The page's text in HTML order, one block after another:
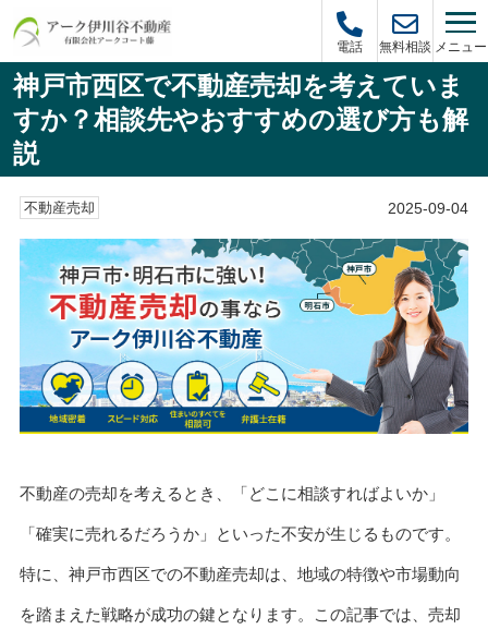
電話 無料相談 メニュー
神戸市西区で不動産売却を考えていま
すか？相談先やおすすめの選び方も解
説
不動産売却 2025-09-04
不動産の売却を考えるとき、「どこに相談すればよいか」
「確実に売れるだろうか」といった不安が生じるものです。
特に、神戸市西区での不動産売却は、地域の特徴や市場動向
を踏まえた戦略が成功の鍵となります。この記事では、売却